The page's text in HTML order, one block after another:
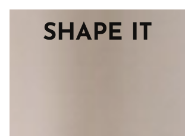
SHAPE IT